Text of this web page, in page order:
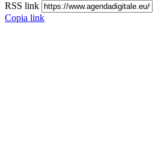
RSS link
Copia link